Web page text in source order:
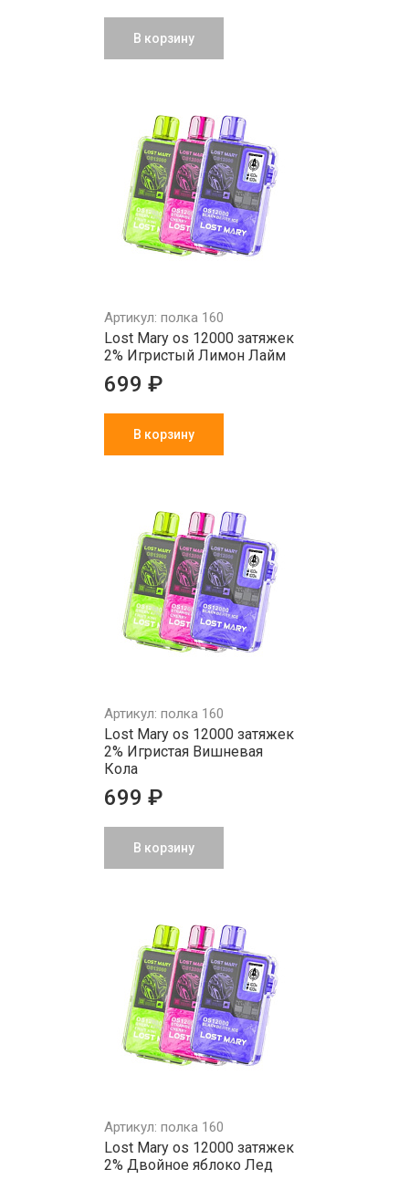
В корзину
Артикул: полка 160
Lost Mary os 12000 затяжек
2% Игристый Лимон Лайм
699 ₽
В корзину
Артикул: полка 160
Lost Mary os 12000 затяжек
2% Игристая Вишневая
Кола
699 ₽
В корзину
Артикул: полка 160
Lost Mary os 12000 затяжек
2% Двойное яблоко Лед